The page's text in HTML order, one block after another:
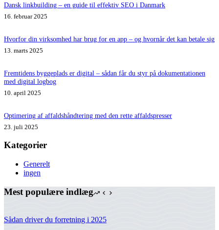
Dansk linkbuilding – en guide til effektiv SEO i Danmark
16. februar 2025
Hvorfor din virksomhed har brug for en app – og hvornår det kan betale sig
13. marts 2025
Fremtidens byggeplads er digital – sådan får du styr på dokumentationen
med digital logbog
10. april 2025
Optimering af affaldshåndtering med den rette affaldspresser
23. juli 2025
Kategorier
Generelt
ingen
Mest populære indlæg
Sådan driver du forretning i 2025